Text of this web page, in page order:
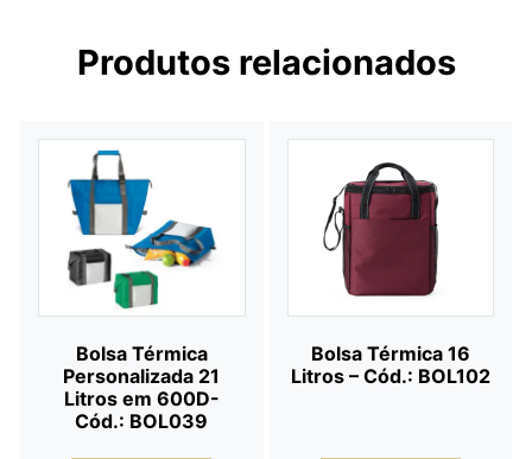
Produtos relacionados
Bolsa Térmica
Personalizada 21
Litros em 600D-
Cód.: BOL039
Bolsa Térmica 16
Litros – Cód.: BOL102